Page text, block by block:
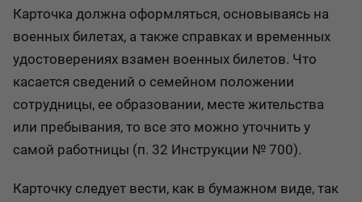
Карточка должна оформляться, основываясь на
военных билетах, а также справках и временных
удостоверениях взамен военных билетов. Что
касается сведений о семейном положении
сотрудницы, ее образовании, месте жительства
или пребывания, то все это можно уточнить у
самой работницы (п. 32 Инструкции № 700).
Карточку следует вести, как в бумажном виде, так